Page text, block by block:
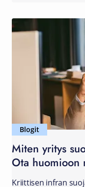
Blogit
Miten yritys
Ota huomioon
Kriittisen infran